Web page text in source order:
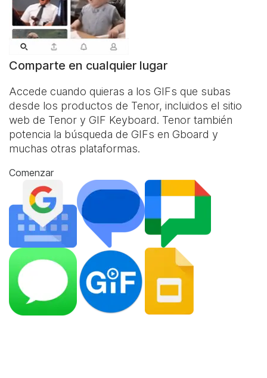
Comparte en cualquier lugar
Accede cuando quieras a los GIFs que subas
desde los productos de Tenor, incluidos el sitio
web de Tenor y GIF Keyboard. Tenor también
potencia la búsqueda de GIFs en Gboard y
muchas otras plataformas.
Comenzar